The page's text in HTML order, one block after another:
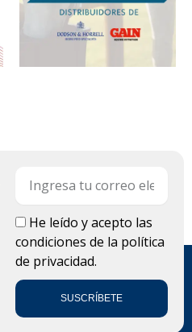
LOPDHe leído y acepto las
condiciones de la política
de privacidad.
SUSCRÍBETE